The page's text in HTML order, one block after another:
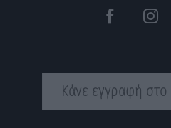
Κάνε εγγραφή